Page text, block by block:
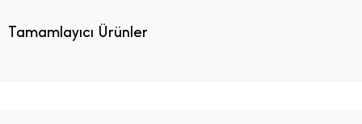
Tamamlayıcı Ürünler